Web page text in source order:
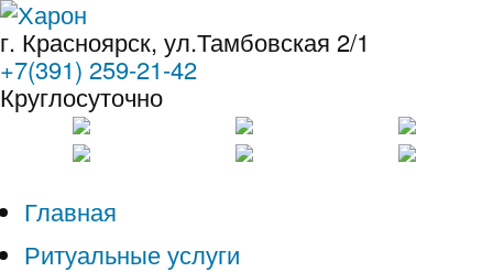
г. Красноярск, ул.Тамбовская 2/1
+7(391) 259-21-42
Круглосуточно
Главная
Ритуальные услуги